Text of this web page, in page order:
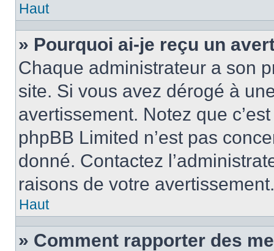
Haut
» Pourquoi ai-je reçu un
Chaque administrateur a son
site. Si vous avez dérogé à
avertissement. Notez que
phpBB Limited n’est pas
donné. Contactez
raisons de votre avertissement.
Haut
» Comment rapporter des